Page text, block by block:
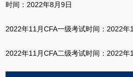
时间：2022年8月9日
2022年11月CFA一级考试时间：2022
2022年11月CFA二级考试时间：2022